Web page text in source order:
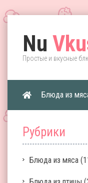
Nu
Простые и вкусные
Блюда из
Рубрики
Блюда из мяса